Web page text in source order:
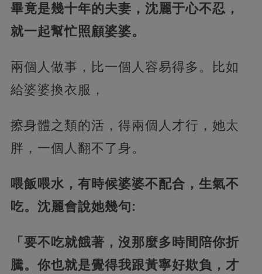
畢竟是幾十年的夫妻，沈麗于心不忍，
就一起幫忙照顧婆婆。
兩個人做事，比一個人容易得多。比如
給婆婆換衣服，
擦身體之類的活，得兩個人才行，她太
胖，一個人翻不了身。
喂飯喂水，有時候婆婆不配合，生氣不
吃。沈麗會說她幾句:
「要不吃就餓著，沒那麼多時間陪你折
騰。你也就是覺得我跟黃寧好欺負，才